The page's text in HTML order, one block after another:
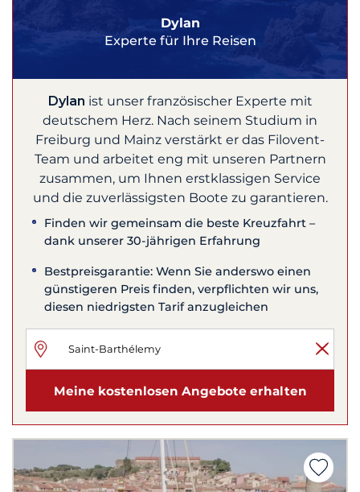
Dylan
Experte für Ihre Reisen
Dylan ist unser französischer Experte mit
deutschem Herz. Nach seinem Studium in
Freiburg und Mainz verstärkt er das Filovent-
Team und arbeitet eng mit unseren Partnern
zusammen, um Ihnen erstklassigen Service
und die zuverlässigsten Boote zu garantieren.
Finden wir gemeinsam die beste Kreuzfahrt –
dank unserer 30-jährigen Erfahrung
Bestpreisgarantie: Wenn Sie anderswo einen
günstigeren Preis finden, verpflichten wir uns,
diesen niedrigsten Tarif anzugleichen
Meine kostenlosen Angebote erhalten